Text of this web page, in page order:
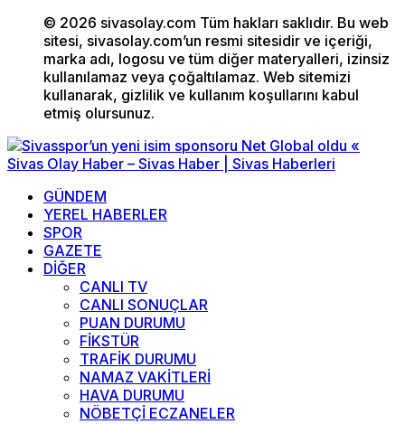
© 2026 sivasolay.com Tüm hakları saklıdır. Bu web
sitesi, sivasolay.com’un resmi sitesidir ve içeriği,
marka adı, logosu ve tüm diğer materyalleri, izinsiz
kullanılamaz veya çoğaltılamaz. Web sitemizi
kullanarak, gizlilik ve kullanım koşullarını kabul
etmiş olursunuz.
GÜNDEM
YEREL HABERLER
SPOR
GAZETE
DİĞER
CANLI TV
CANLI SONUÇLAR
PUAN DURUMU
FİKSTÜR
TRAFİK DURUMU
NAMAZ VAKİTLERİ
HAVA DURUMU
NÖBETÇİ ECZANELER